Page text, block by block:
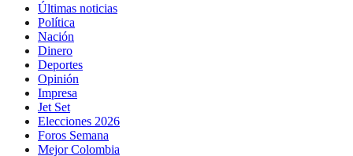
Últimas noticias
Política
Nación
Dinero
Deportes
Opinión
Impresa
Jet Set
Elecciones 2026
Foros Semana
Mejor Colombia